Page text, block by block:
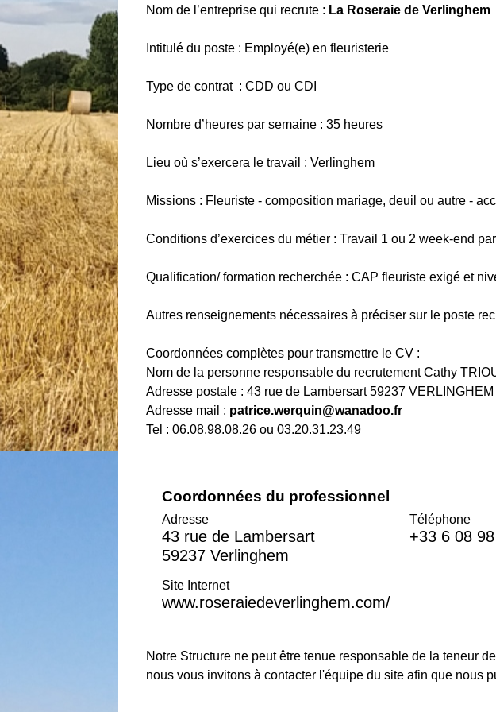
Nom de l’entreprise qui recrute : La Roseraie de Verlinghem
Intitulé du poste : Employé(e) en fleuristerie
Type de contrat : CDD ou CDI
Nombre d’heures par semaine : 35 heures
Lieu où s’exercera le travail : Verlinghem
Missions : Fleuriste - composition mariage, deuil ou autre -
Conditions d’exercices du métier : Travail 1 ou 2 week-end
Qualification/ formation recherchée : CAP fleuriste exigé et
Autres renseignements nécessaires à préciser sur le poste
Coordonnées complètes pour transmettre le CV :
Nom de la personne responsable du recrutement Cathy
Adresse postale : 43 rue de Lambersart 59237 VERLINGHEM
Adresse mail : patrice.werquin@wanadoo.fr
Tel : 06.08.98.08.26 ou 03.20.31.23.49
Coordonnées du professionnel
Adresse
43 rue de Lambersart
59237 Verlinghem
Téléphone
+33 6 08
Site Internet
www.roseraiedeverlinghem.com/
Notre Structure ne peut être tenue responsable de la teneur
nous vous invitons à contacter l'équipe du site afin que nous